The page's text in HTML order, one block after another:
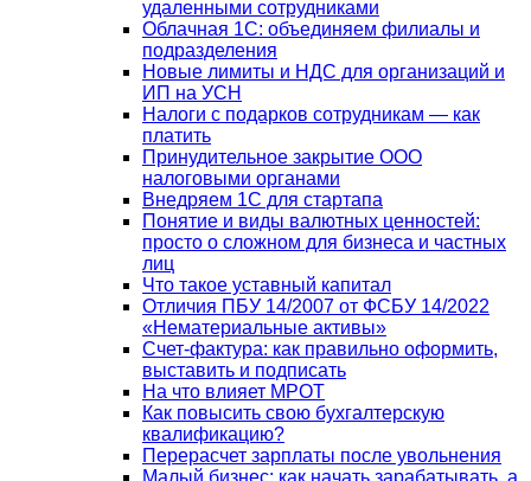
удаленными сотрудниками
Облачная 1С: объединяем филиалы и
подразделения
Новые лимиты и НДС для организаций и
ИП на УСН
Налоги с подарков сотрудникам — как
платить
Принудительное закрытие ООО
налоговыми органами
Внедряем 1С для стартапа
Понятие и виды валютных ценностей:
просто о сложном для бизнеса и частных
лиц
Что такое уставный капитал
Отличия ПБУ 14/2007 от ФСБУ 14/2022
«Нематериальные активы»
Счет-фактура: как правильно оформить,
выставить и подписать
На что влияет МРОТ
Как повысить свою бухгалтерскую
квалификацию?
Перерасчет зарплаты после увольнения